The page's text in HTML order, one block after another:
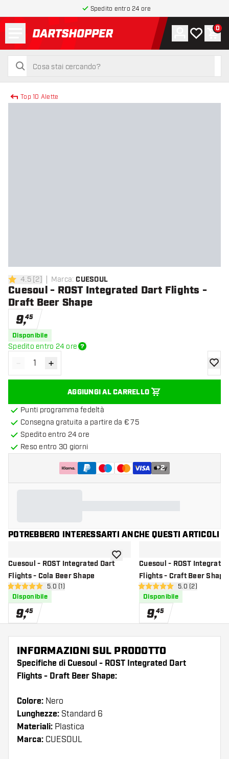
Spedito entro 24 ore
torna alla home page
cerca
cerca
Account
La mia0
Top 10 Alette
4.5 stelle di valutazione
4.5[2] Marca: CUESOUL
Cuesoul - ROST Integrated Dart Flights -
Draft Beer Shape
9,45
Disponibile
Spedito entro 24 ore
Diminuisci quantità
- Aumenta quantità
+
AGGIUNGI AL CARRELLO
Punti programma fedeltà
Consegna gratuita a partire da € 75
Spedito entro 24 ore
Reso entro 30 giorni
+2
POTREBBERO INTERESSARTI ANCHE QUESTI ARTICOLI
Cuesoul - ROST Integrated Dart
Flights - Cola Beer Shape
apri pannello recensioni
5 stelle di valutazione
5.0 (1)
Disponibile
9,45
aggiungi alla lista dei desideri
Cuesoul - ROST
Flights - Craft Beer Shape
apri pannello
5 stelle di valutazione
5.0 (2)
Disponibile
9,45
INFORMAZIONI SUL PRODOTTO
Specifiche di Cuesoul - ROST Integrated Dart
Flights - Draft Beer Shape:
Colore: Nero
Lunghezze: Standard 6
Materiali: Plastica
Marca: CUESOUL